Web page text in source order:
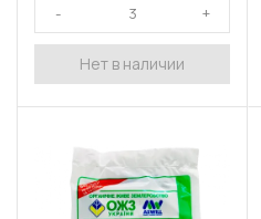
Нет в наличии